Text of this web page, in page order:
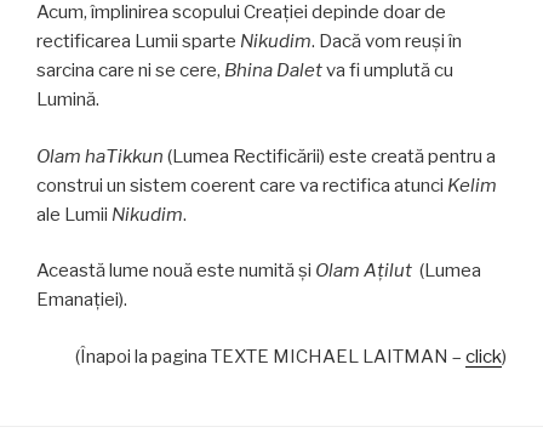
Acum, împlinirea scopului Creației depinde doar de
rectificarea Lumii sparte Nikudim. Dacă vom reuși în
sarcina care ni se cere, Bhina Daletva fi umplută cu
Lumină.
Olam haTikkun (Lumea Rectificării) este creată pentru a
construi un sistem coerent care va rectifica atunci Kelim
ale Lumii Nikudim.
Această lume nouă este numită și Olam Aţilut (Lumea
Emanației).
(Înapoi la pagina TEXTE MICHAEL LAITMAN – click)